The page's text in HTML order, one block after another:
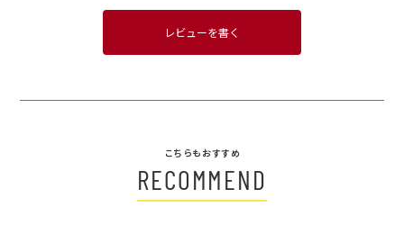
レビューを書く
こちらもおすすめ
RECOMMEND